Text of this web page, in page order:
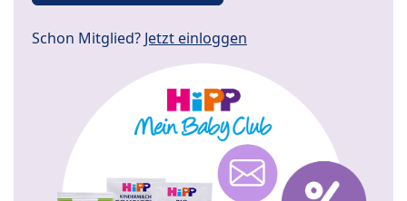
Schon Mitglied? Jetzt einloggen